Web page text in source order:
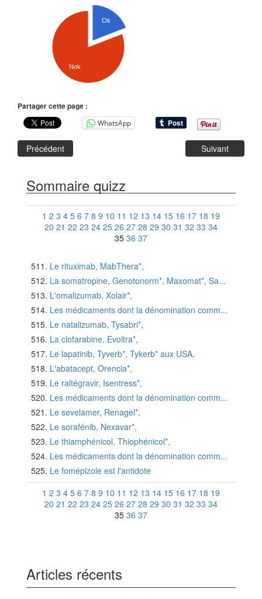
Ok
Nok
Partager cette page :
WhatsApp
Précédent Suivant
Sommaire quizz
1 2 3 4 5 6 7 8 9 10 11 12 13 14 15 16 17 18 19
20 21 22 23 24 25 26 27 28 29 30 31 32 33 34
35 36 37
Le rituximab, MabThera*,
La somatropine, Genotonorm*, Maxomat*, Sa...
L'omalizumab, Xolair*,
Les médicaments dont la dénomination comm...
Le natalizumab, Tysabri*,
La clofarabine, Evoltra*,
Le lapatinib, Tyverb*, Tykerb* aux USA,
L'abatacept, Orencia*,
Le raltégravir, Isentress*,
Les médicaments dont la dénomination comm...
Le sevelamer, Renagel*,
Le sorafénib, Nexavar*,
Le thiamphénicol, Thiophénicol*,
Les médicaments dont la dénomination comm...
Le fomépizole est l'antidote
1 2 3 4 5 6 7 8 9 10 11 12 13 14 15 16 17 18 19
20 21 22 23 24 25 26 27 28 29 30 31 32 33 34
35 36 37
Articles récents